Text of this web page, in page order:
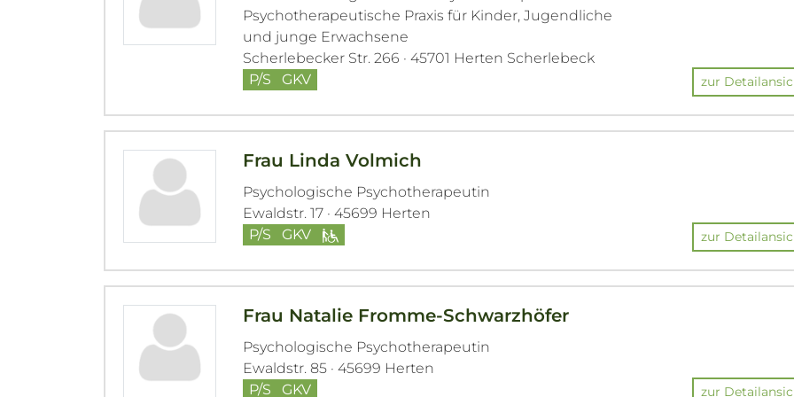
Psychotherapeutische Praxis für Kinder, Jugendliche
und junge Erwachsene
Scherlebecker Str. 266 · 45701 Herten Scherlebeck
P/S
GKV zur
Frau Linda Volmich
Psychologische Psychotherapeutin
Ewaldstr. 17 · 45699 Herten
P/S
GKV zur
Frau Natalie Fromme-Schwarzhöfer
Psychologische Psychotherapeutin
Ewaldstr. 85 · 45699 Herten
P/S
GKV zur